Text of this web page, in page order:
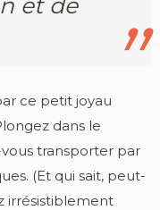
ce petit joyau
dans le
transporter par
(Et qui sait, peut-
irrésistiblement